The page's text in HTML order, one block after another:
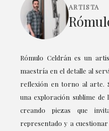
ARTISTA
Rómulo Celdrán es un
maestría en el detalle al
reflexión en torno al arte.
una exploración sublime
creando piezas que
representado y a